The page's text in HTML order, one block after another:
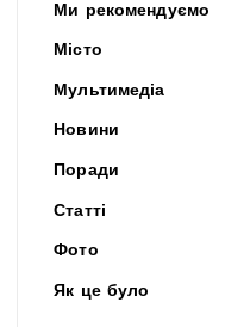
Ми рекомендуємо
Місто
Мультимедіа
Новини
Поради
Статті
Фото
Як це було